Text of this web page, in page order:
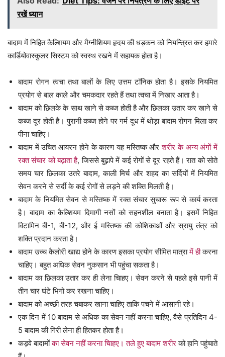
रखें ध्यान
बादाम में निहित कैल्शियम और मैग्नीशियम हृदय की धड़कन को नियन्त्रित कर हमारे
कार्डियोवास्कुलर सिस्टम को स्वस्थ रखने में सहायक होता है।
बादाम रोगन त्वचा तथा बालों के लिए उत्तम टॉनिक होता है। इसके नियमित
प्रयोग से बाल काले और चमकदार रहते हैं तथा त्वचा में निखार आता है।
बादाम को छिलके के साथ खाने से कब्ज होती है और छिलका उतार कर खाने से
कब्ज दूर होती है। पुरानी कब्ज होने पर गर्म दूध में थोड़ा बादाम रोगन मिला कर
पीना चाहिए।
बादाम में उचित आयरन होने के कारण यह मस्तिष्क औरशरीर के अन्य अंगों में
रक्त संचार को बढ़ाता है, जिससे बुढ़ापे में कई रोगों से दूर रहते हैं। रात को सोते
समय चार छिलका उतरे बादाम, काली मिर्च और शहद का सर्दियों में नियमित
सेवन करने से सर्दी के कई रोगों से लड़ने की शक्ति मिलती है।
बादाम के नियमित सेवन से मस्तिष्क में रक्त संचार सुचारू रूप से कार्य करता
है। बादाम का कैल्शियम दिमागी नसों को सहनशील बनाता है। इसमें निहित
विटामिन बी-1, बी-12, और ई मस्तिष्क की कोशिकाओं और स्रायु तंत्र को
शक्ति प्रदान करता है।
बादाम उच्च कैलोरी खाद्य होने के कारण इसका प्रयोग सीमित मात्रामें हीकरना
चाहिए। बहुत अधिक सेवन नुकसान भी पहुंचा सकता है।
बादाम का छिलका उतार कर ही लेना चािहए। सेवन करने से पहले इसे पानी में
तीन चार घंटे भिगो कर रखना चाहिए।
बादाम को अच्छी तरह चबाकर खाना चाहिए ताकि पचने में आसानी रहे।
एक दिन में 10 बादाम से अधिक का सेवन नहीं करना चाहिए, वैसे प्रतिदिन 4-
5 बादाम की गिरी लेना ही हितकर होता है।
कड़वे बादामोंका सेवन नहीं करना चािहए। तले हुए बादाम शरीरको हानि पहुंचाते